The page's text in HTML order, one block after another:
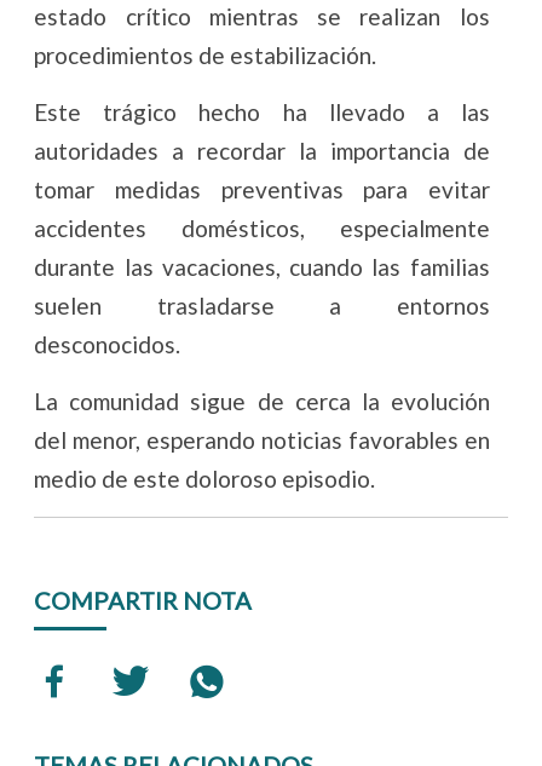
estado crítico mientras se realizan los
procedimientos de estabilización.
Este trágico hecho ha llevado a las
autoridades a recordar la importancia de
tomar medidas preventivas para evitar
accidentes domésticos, especialmente
durante las vacaciones, cuando las familias
suelen trasladarse a entornos
desconocidos.
La comunidad sigue de cerca la evolución
del menor, esperando noticias favorables en
medio de este doloroso episodio.
COMPARTIR NOTA